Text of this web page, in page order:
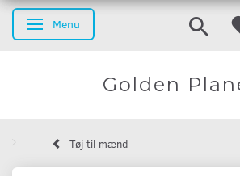
Skifte navigation
Menu
Golden
Tøj til mænd